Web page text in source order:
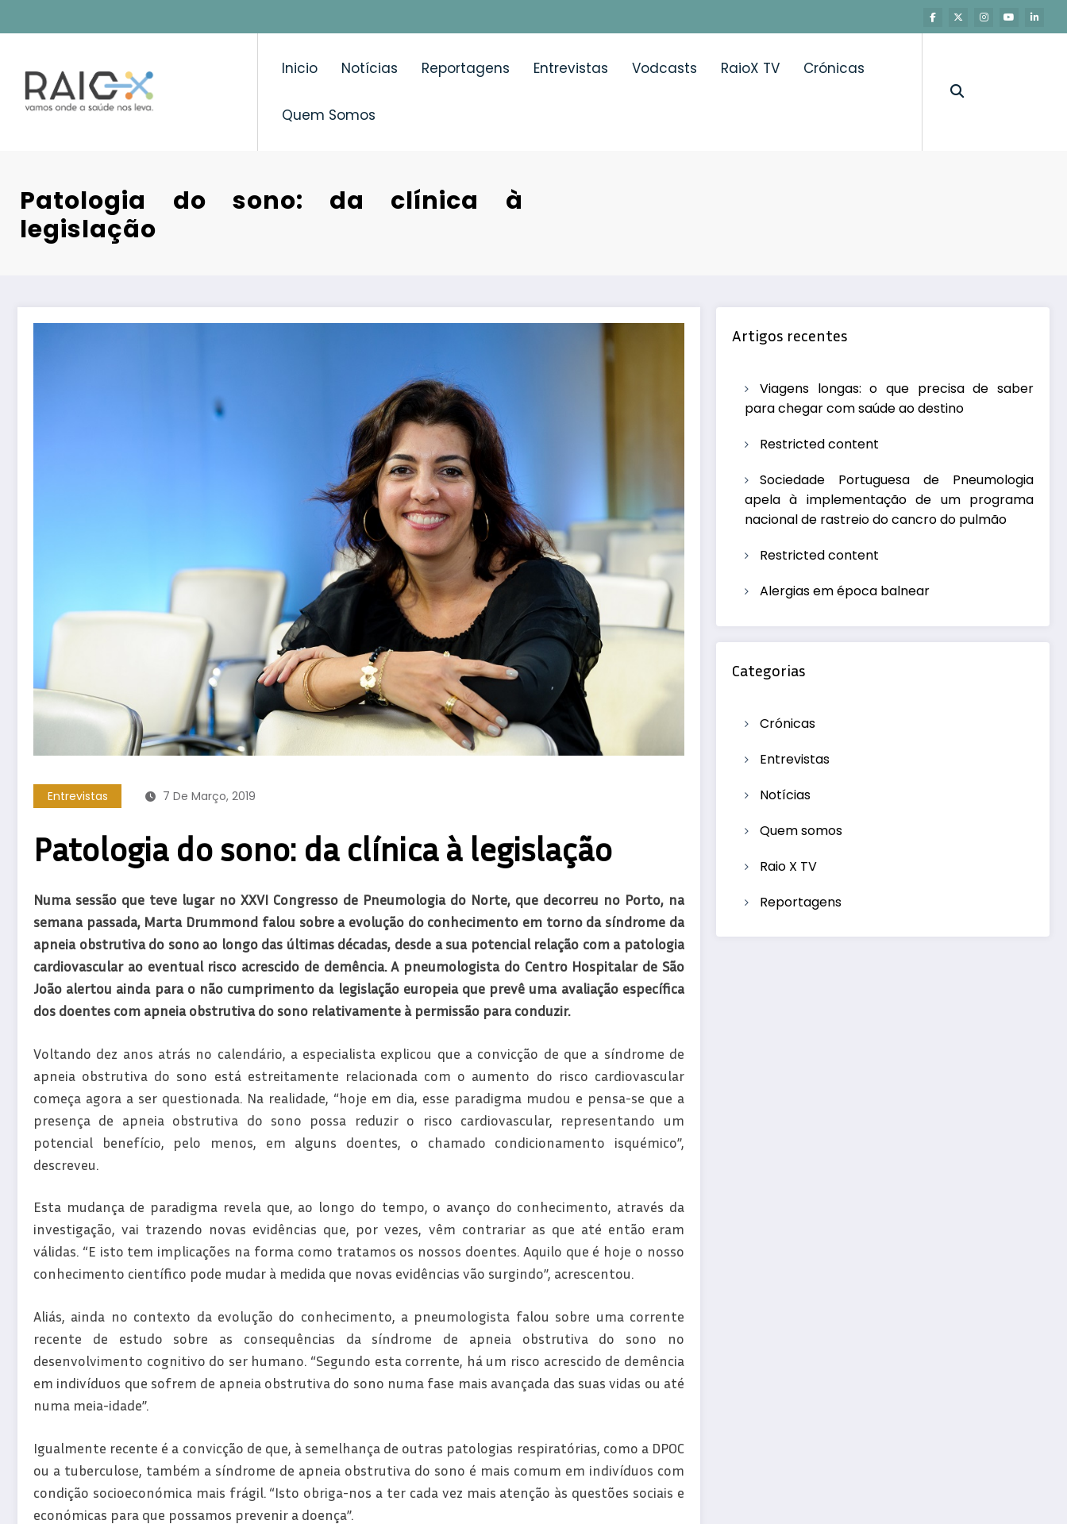
para
conteúdo
Inicio Notícias Reportagens Entrevistas Vodcasts RaioX TV Crónicas
Quem Somos
Patologia do sono: da clínica à
legislação
Entrevistas 7 De Março, 2019
Patologia do sono: da clínica à legislação
Numa sessão que teve lugar no XXVI Congresso de Pneumologia do Norte, que decorreu no Porto, na
semana passada, Marta Drummond falou sobre a evolução do conhecimento em torno da síndrome da
apneia obstrutiva do sono ao longo das últimas décadas, desde a sua potencial relação com a patologia
cardiovascular ao eventual risco acrescido de demência. A pneumologista do Centro Hospitalar de São
João alertou ainda para o não cumprimento da legislação europeia que prevê uma avaliação específica
dos doentes com apneia obstrutiva do sono relativamente à permissão para conduzir.
Voltando dez anos atrás no calendário, a especialista explicou que a convicção de que a síndrome de
apneia obstrutiva do sono está estreitamente relacionada com o aumento do risco cardiovascular
começa agora a ser questionada. Na realidade, “hoje em dia, esse paradigma mudou e pensa-se que a
presença de apneia obstrutiva do sono possa reduzir o risco cardiovascular, representando um
potencial benefício, pelo menos, em alguns doentes, o chamado condicionamento isquémico”,
descreveu.
Esta mudança de paradigma revela que, ao longo do tempo, o avanço do conhecimento, através da
investigação, vai trazendo novas evidências que, por vezes, vêm contrariar as que até então eram
válidas. “E isto tem implicações na forma como tratamos os nossos doentes. Aquilo que é hoje o nosso
conhecimento científico pode mudar à medida que novas evidências vão surgindo”, acrescentou.
Aliás, ainda no contexto da evolução do conhecimento, a pneumologista falou sobre uma corrente
recente de estudo sobre as consequências da síndrome de apneia obstrutiva do sono no
desenvolvimento cognitivo do ser humano. “Segundo esta corrente, há um risco acrescido de demência
em indivíduos que sofrem de apneia obstrutiva do sono numa fase mais avançada das suas vidas ou até
numa meia-idade”.
Igualmente recente é a convicção de que, à semelhança de outras patologias respiratórias, como a DPOC
ou a tuberculose, também a síndrome de apneia obstrutiva do sono é mais comum em indivíduos com
condição socioeconómica mais frágil. “Isto obriga-nos a ter cada vez mais atenção às questões sociais e
económicas para que possamos prevenir a doença”.
Artigos recentes
Viagens longas: o que precisa de saber
para chegar com saúde ao destino
Restricted content
Sociedade Portuguesa de Pneumologia
apela à implementação de um programa
nacional de rastreio do cancro do pulmão
Restricted content
Alergias em época balnear
Categorias
Crónicas
Entrevistas
Notícias
Quem somos
Raio X TV
Reportagens